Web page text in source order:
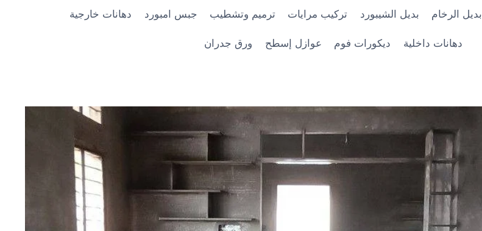
بديل الرخام بديل الشيبورد تركيب مرايات ترميم وتشطيب جبس امبورد دهانات خارجية
دهانات داخلية ديكورات فوم عوازل إسطح ورق جدران